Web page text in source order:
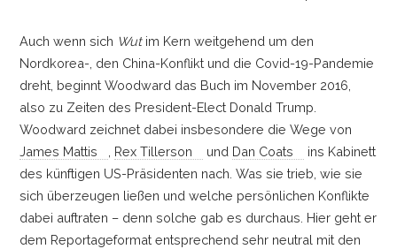
Auch wenn sich Wutim Kern weitgehend um den
Nordkorea-, den China-Konflikt und die Covid-19-Pandemie
dreht, beginnt Woodward das Buch im November 2016,
also zu Zeiten des President-Elect Donald Trump.
Woodward zeichnet dabei insbesondere die Wege von
James Mattis
Rex Tillerson und Dan Coats
ins Kabinett
des künftigen US-Präsidenten nach. Was sie trieb, wie sie
sich überzeugen ließen und welche persönlichen Konflikte
dabei auftraten –denn solche gab es durchaus. Hier geht er
dem Reportageformat entsprechend sehr neutral mit den